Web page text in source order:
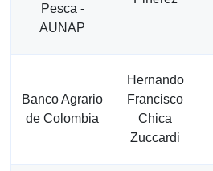
Pesca -
AUNAP
Banco Agrario
de Colombia
Hernando
Francisco
Chica
Zuccardi